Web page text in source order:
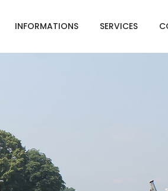
INFORMATIONS SERVICES